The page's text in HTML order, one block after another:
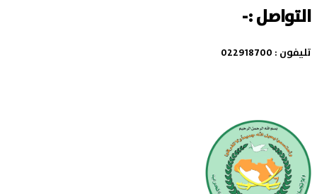
التواصل :-
تليفون : 022918700